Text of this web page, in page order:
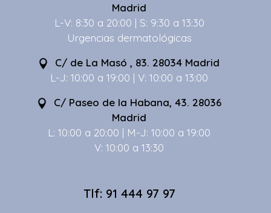
Madrid
L-V: 8:30 a 20:00 | S: 9:30 a 13:30
Urgencias dermatológicas
C/ de La Masó , 83. 28034 Madrid
L-J: 10:00 a 19:00 | V: 10:00 a 13:00
C/ Paseo de la Habana, 43. 28036
Madrid
L: 10:00 a 20:00 | M-J: 10:00 a 19:00
V: 10:00 a 13:30
Tlf: 91 444 97 97